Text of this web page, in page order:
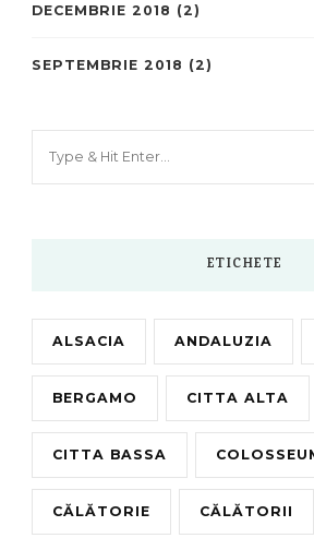
DECEMBRIE 2018 (2)
SEPTEMBRIE 2018 (2)
ETICHETE
ALSACIA ANDALUZIA
BERGAMO CITTA ALTA
CITTA BASSA
CĂLĂTORIE CĂLĂTORII